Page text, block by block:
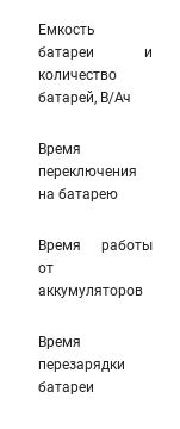
Емкость
батареи и
количество
батарей, В/Ач
Время
переключения
на батарею
Время работы
от
аккумуляторов
Время
перезарядки
батареи